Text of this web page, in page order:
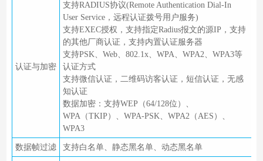
认证与加密
支持RADIUS协议(Remote Authentication Dial-In
User Service，远程认证拨号用户服务)
支持EXEC授权，支持指定Radius报文的源IP，支持
的其他厂商认证，支持内置认证服务器
支持PSK、Web、802.1x、WPA、WPA2、WPA3等
认证方式
支持微信认证，二维码访客认证，短信认证，无感
知认证
数据加密：支持WEP（64/128位）、
WPA（TKIP）、WPA-PSK、WPA2（AES）、
WPA3
数据帧过滤 支持白名单、静态黑名单、动态黑名单